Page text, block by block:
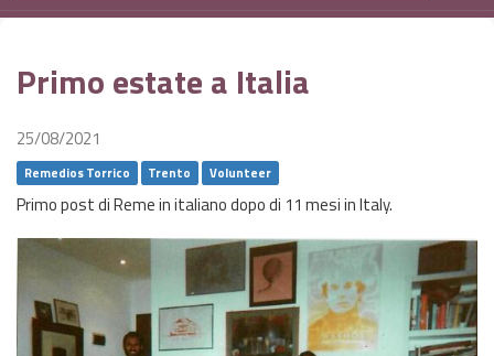
Primo estate a Italia
25/08/2021
Remedios Torrico Trento Volunteer
Primo post di Reme in italiano dopo di 11 mesi in Italy.